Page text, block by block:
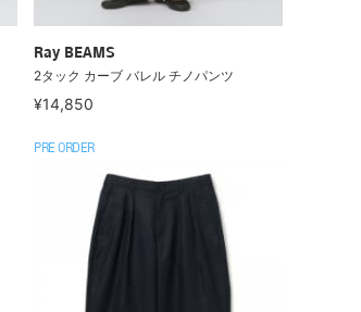
Ray BEAMS
2タック カーブ バレル チノパンツ
¥14,850
PRE ORDER